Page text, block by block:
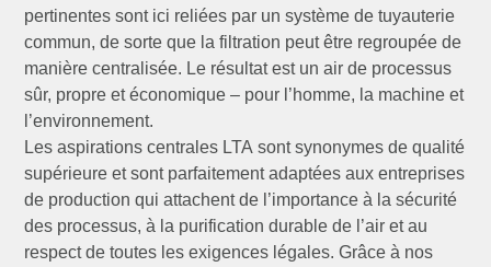
pertinentes sont ici reliées par un système de tuyauterie
commun, de sorte que la filtration peut être regroupée de
manière centralisée. Le résultat est un air de processus
sûr, propre et économique – pour l’homme, la machine et
l’environnement.
Les aspirations centrales LTA sont synonymes de qualité
supérieure et sont parfaitement adaptées aux entreprises
de production qui attachent de l’importance à la sécurité
des processus, à la purification durable de l’air et au
respect de toutes les exigences légales. Grâce à nos